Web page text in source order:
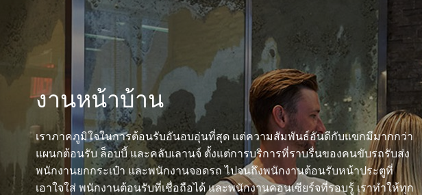
งานหน้าบ้าน
เราภาคภูมิใจในการต้อนรับอันอบอุ่นที่สุด แต่ความสัมพันธ์อันดีกับแขกมีมากกว่า
แผนกต้อนรับ ล็อบบี้ และคลับเลานจ์ ตั้งแต่การบริการที่ราบรื่นของคนขับรถรับส่ง
พนักงานยกกระเป๋า และพนักงานจอดรถ ไปจนถึงพนักงานต้อนรับหน้าประตูที่
เอาใจใส่ พนักงานต้อนรับที่เชื่อถือได้ และพนักงานคอนเซียร์จที่รอบรู้ เราทำให้ทุก